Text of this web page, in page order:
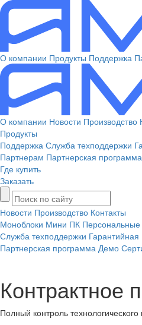
О компании Продукты Поддержка
О компании Новости Производство
Продукты
Поддержка Служба техподдержки
Партнерам Партнерская программа
Где купить
Заказать
Новости Производство Контакты
Моноблоки Мини ПК
Служба техподдержки Гарантийная
Партнерская программа Демо
Контрактное
Полный контроль